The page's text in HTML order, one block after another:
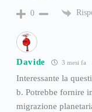
0
Davide 3 mesi fa
Interessante la
b. Potrebbe fornire
migrazione